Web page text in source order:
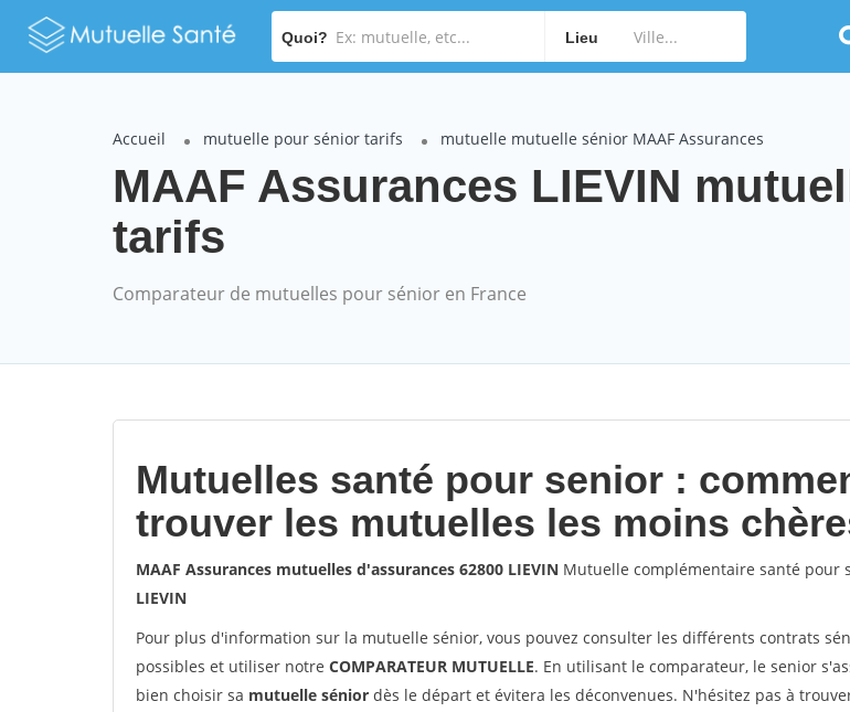
Quoi? Lieu
Accueil mutuelle pour sénior tarifs mutuelle mutuelle sénior MAAF Assurances
MAAF Assurances LIEVIN
tarifs
Comparateur de mutuelles pour sénior en France
Mutuelles santé pour senior :
trouver les mutuelles les moins
MAAF Assurances mutuelles d'assurances 62800 LIEVIN Mutuelle complémentaire santé pour
LIEVIN
Pour plus d'information sur la mutuelle sénior, vous pouvez consulter les différents contrats
possibles et utiliser notre COMPARATEUR MUTUELLE. En utilisant le comparateur, le senior
bien choisir sa mutuelle sénior dès le départ et évitera les déconvenues. N'hésitez pas à